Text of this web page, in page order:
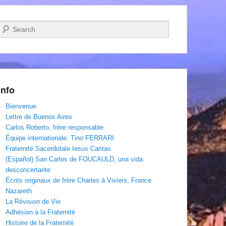
Recherche
Bienvenue
Lettre de Buenos Aires
Carlos Roberto, frère responsable
Équipe internationale. Tino FERRARI
Fraternité Sacerdotale Iesus Caritas
(Español) San Carlos de FOUCAULD, una vida
desconcertante
Écrits originaux de frère Charles à Viviers, France
Nazareth
La Révision de Vie
Adhésion à la Fraternité
Histoire de la Fraternité